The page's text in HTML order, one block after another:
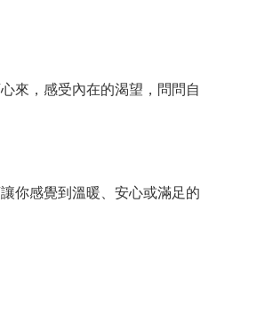
來，感受內在的渴望，問問自
你感覺到溫暖、安心或滿足的